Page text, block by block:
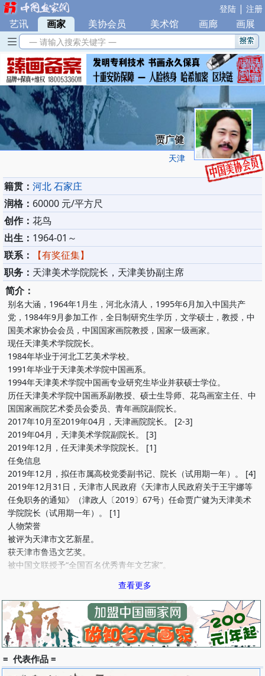
登陆 | 注册
艺讯 | 画家 美协会员 美术馆 画廊 画展
— 请输入搜索关键字 —
贾广健
天津
籍贯： 河北 石家庄
润格： 60000 元/平方尺
创作： 花鸟
出生： 1964-01～
联系：
【有奖征集】
职务： 天津美术学院院长，天津美协副主席
简介：
别名大涵，1964年1月生，河北永清人，1995年6月加入中国共产
党，1984年9月参加工作，全日制研究生学历，文学硕士，教授，中
国美术家协会会员，中国国家画院教授，国家一级画家。
现任天津美术学院院长。
1984年毕业于河北工艺美术学校。
1991年毕业于天津美术学院中国画系。
1994年天津美术学院中国画专业研究生毕业并获硕士学位。
历任天津美术学院中国画系副教授、硕士生导师、花鸟画室主任、中
国国家画院艺术委员会委员、青年画院副院长。
2017年10月至2019年04月，天津画院院长。 [2-3]
2019年04月，天津美术学院副院长。 [3]
2019年12月，任天津美术学院院长。 [1]
任免信息
2019年12月，拟任市属高校党委副书记、院长（试用期一年）。 [4]
2019年12月31日，天津市人民政府《天津市人民政府关于王宇娜等
任免职务的通知》（津政人〔2019〕67号）任命贾广健为天津美术
学院院长（试用期一年）。 [1]
人物荣誉
被评为天津市文艺新星。
获天津市鲁迅文艺奖。
被中国文联授予“全国百名优秀青年文艺家”。
被中国文联、中国美术家协会评为 97′中国画坛百杰。
作品参展
1992年《秋籁无声》获5·23全国美展银奖，《层霄雨霁》参加全国
首届花鸟画展。 [5]
1993年《藕花秋雨》获首届全国中国画大展银奖。《寒河晴晚》获
第八届全国美展大奖。
1994年《雪》获台湾“华夏国际艺术展”银奖。《寒河晴晚》获第八届
查看更多
= 代表作品 =